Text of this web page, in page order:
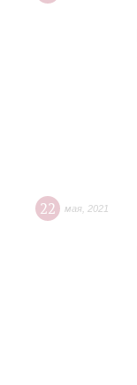
22 мая 2021